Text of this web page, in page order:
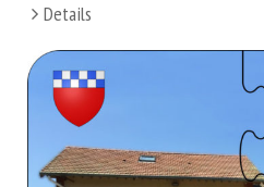
Details